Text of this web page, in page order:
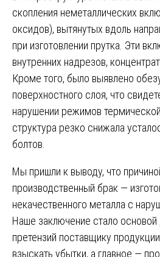
скопления неметаллических
оксидов), вытянутых вдоль
при изготовлении прутка. Эти
внутренних надрезов,
Кроме того, было выявлено
поверхностного слоя, что
нарушении режимов
структура резко снижала
болтов.
Мы пришли к выводу, что
производственный брак —
некачественного металла с
Наше заключение стало
претензий поставщику
взыскать убытки, а главное —